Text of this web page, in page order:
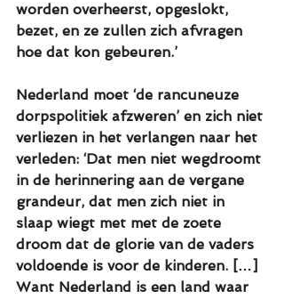
worden overheerst, opgeslokt,
bezet, en ze zullen zich afvragen
hoe dat kon gebeuren.’
Nederland moet ‘de rancuneuze
dorpspolitiek afzweren’ en zich niet
verliezen in het verlangen naar het
verleden: ‘Dat men niet wegdroomt
in de herinnering aan de vergane
grandeur, dat men zich niet in
slaap wiegt met met de zoete
droom dat de glorie van de vaders
voldoende is voor de kinderen. […]
Want Nederland is een land waar